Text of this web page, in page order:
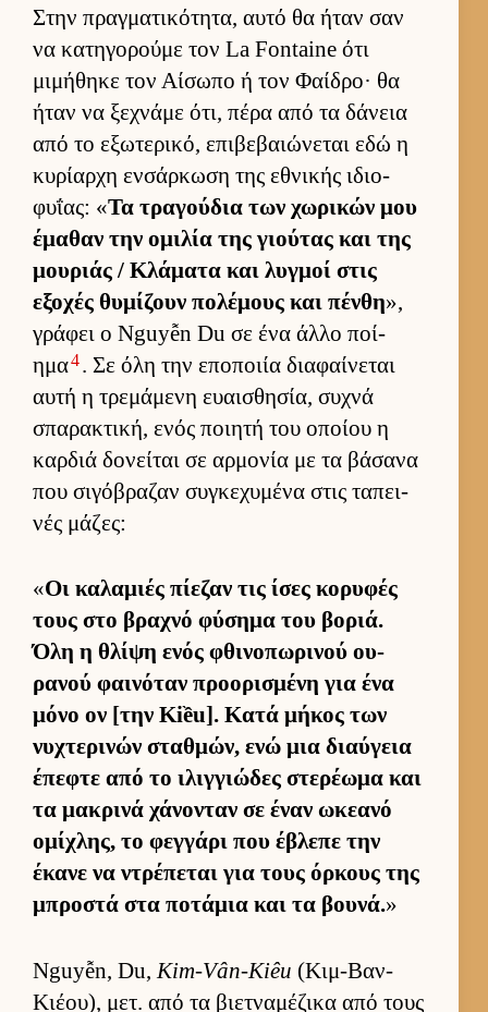
Στην πραγ­ματικότητα, αυτό θα ήταν σαν
να κατηγορούμε τον La Fontaine ότι
μιμήθηκε τον Αί­σωπο ή τον Φαί­δρο· θα
ήταν να ξεχνάμε ότι, πέρα από τα δάνεια
από το εξωτερικό, επιβεβαιώνεται εδώ η
κυρίαρχη εν­σάρ­κωση της εθνικής ιδιο­
φυΐας: «Τα τραγού­δια των χωρικών μου
έμαθαν την ομιλία της γιού­τας και της
μου­ριάς / Κλάματα και λυγ­μοί στις
εξοχές θυμίζουν πολέμους και πένθη»,
γράφει ο Nguyễn Du σε ένα άλλο ποί­
ημα4. Σε όλη την εποποιία δια­φαί­νεται
αυτή η τρεμάμενη ευαι­σθησία, συχνά
σπαρακτική, ενός ποι­ητή του οποίου η
καρ­διά δονεί­ται σε αρ­μονία με τα βάσανα
που σιγόβραζαν συγκεχυμένα στις ταπει­
νές μάζες:
«Οι καλαμιές πίεζαν τις ίσες κορυφές
τους στο βραχνό φύσημα του βοριά.
Όλη η θλίψη ενός φθινοπωρινού ου­
ρανού φαι­νόταν προορισμένη για ένα
μόνο ον [την Kiều]. Κατά μήκος των
νυχτερινών σταθ­μών, ενώ μια διαύ­γεια
έπεφτε από το ιλιγ­γιώδες στερέωμα και
τα μακρινά χάνονταν σε έναν ωκεανό
ομίχλης, το φεγ­γάρι που έβλεπε την
έκανε να ντρέπεται για τους όρ­κους της
μπροστά στα ποτάμια και τα βου­νά.»
Nguyễn, Du,Kim-Vân-Kiêu (Κιμ-Βαν-
Κιέου), μετ. από τα βιετ­ναμέζικα από τους